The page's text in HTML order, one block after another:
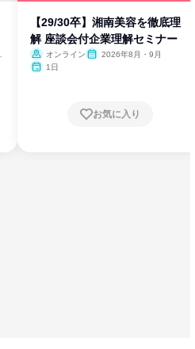
【29/30卒】湘南美容を徹底理
解 座談会付企業理解セミナー
オンライン
2026年8月・9月
1日
お気に入り